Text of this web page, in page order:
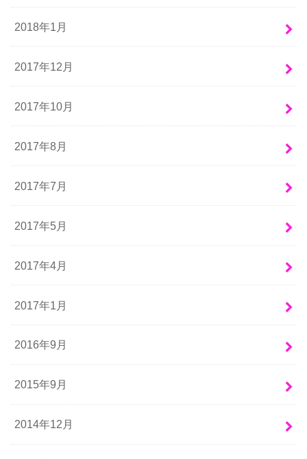
2018年1月
2017年12月
2017年10月
2017年8月
2017年7月
2017年5月
2017年4月
2017年1月
2016年9月
2015年9月
2014年12月